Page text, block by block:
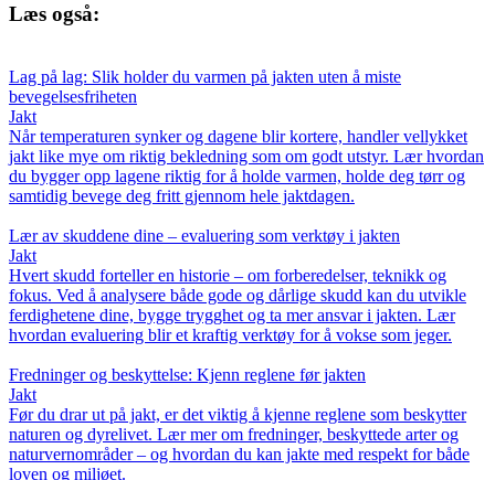
Læs også:
Lag på lag: Slik holder du varmen på jakten uten å miste
bevegelsesfriheten
Jakt
Når temperaturen synker og dagene blir kortere, handler vellykket
jakt like mye om riktig bekledning som om godt utstyr. Lær hvordan
du bygger opp lagene riktig for å holde varmen, holde deg tørr og
samtidig bevege deg fritt gjennom hele jaktdagen.
Lær av skuddene dine – evaluering som verktøy i jakten
Jakt
Hvert skudd forteller en historie – om forberedelser, teknikk og
fokus. Ved å analysere både gode og dårlige skudd kan du utvikle
ferdighetene dine, bygge trygghet og ta mer ansvar i jakten. Lær
hvordan evaluering blir et kraftig verktøy for å vokse som jeger.
Fredninger og beskyttelse: Kjenn reglene før jakten
Jakt
Før du drar ut på jakt, er det viktig å kjenne reglene som beskytter
naturen og dyrelivet. Lær mer om fredninger, beskyttede arter og
naturvernområder – og hvordan du kan jakte med respekt for både
loven og miljøet.